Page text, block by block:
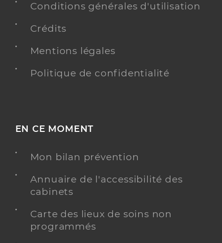
Conditions générales d'utilisation
Crédits
Mentions légales
Politique de confidentialité
EN CE MOMENT
Mon bilan prévention
Annuaire de l'accessibilité des
cabinets
Carte des lieux de soins non
programmés